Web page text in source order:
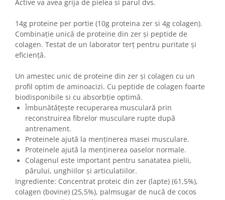
Active va avea grija de pielea si parul dvs.
14g proteine per portie (10g proteina zer si 4g colagen).
Combinație unică de proteine din zer și peptide de
colagen. Testat de un laborator terț pentru puritate și
eficiență.
Un amestec unic de proteine din zer și colagen cu un
profil optim de aminoacizi. Cu peptide de colagen foarte
biodisponibile si cu absorbție optimă.
Îmbunătățește recuperarea musculară prin
reconstruirea fibrelor musculare rupte după
antrenament.
Proteinele ajută la menținerea masei musculare.
Proteinele ajută la menținerea oaselor normale.
Colagenul este important pentru sanatatea pielii,
părului, unghiilor și articulatiilor.
Ingrediente: Concentrat proteic din zer (lapte) (61,5%),
colagen (bovine) (25,5%), palmsugar de nucă de cocos